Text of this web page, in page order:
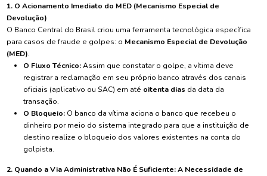
1. O Acionamento Imediato do MED (Mecanismo Especial de
Devolução)
O Banco Central do Brasil criou uma ferramenta tecnológica específica
para casos de fraude e golpes: o Mecanismo Especial de Devolução
(MED).
O Fluxo Técnico:Assim que constatar o golpe, a vítima deve
registrar a reclamação em seu próprio banco através dos canais
oficiais (aplicativo ou SAC) em até oitenta dias da data da
transação.
O Bloqueio:O banco da vítima aciona o banco que recebeu o
dinheiro por meio do sistema integrado para que a instituição de
destino realize o bloqueio dos valores existentes na conta do
golpista.
2. Quando a Via Administrativa Não É Suficiente: A Necessidade de